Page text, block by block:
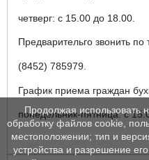
четверг: с 15.00 до 18.00.
Предварительго звонить
(8452) 785979.
График приема граждан
понедельник-пятница: с
Продолжая использовать
обработку файлов cookie,
местоположении; тип и
устройства и разрешение